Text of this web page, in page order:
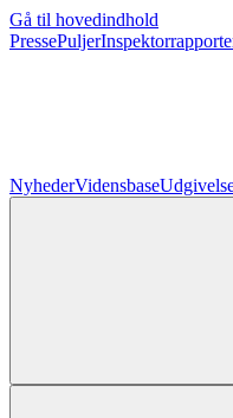
Gå til hovedindhold
PressePuljer
NyhederVidensbase